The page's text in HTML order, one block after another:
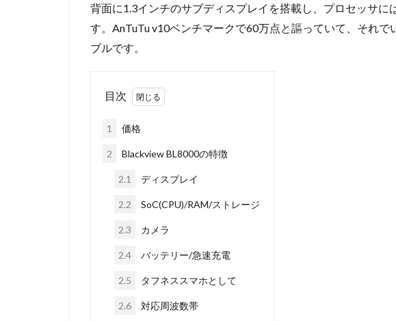
背面に1.3インチのサブディスプレイを搭載し、プロセッサに
す。AnTuTu v10ベンチマークで60万点と謳っていて、それ
ブルです。
目次
1 価格
2 Blackview BL8000の特徴
2.1 ディスプレイ
2.2 SoC(CPU)/RAM/ストレージ
2.3 カメラ
2.4 バッテリー/急速充電
2.5 タフネススマホとして
2.6 対応周波数帯